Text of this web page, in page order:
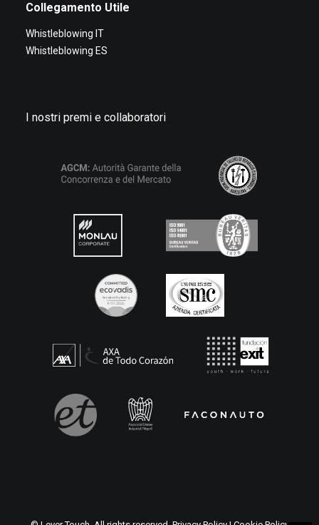
Collegamento Utile
Whistleblowing IT
Whistleblowing ES
I nostri premi e collaboratori